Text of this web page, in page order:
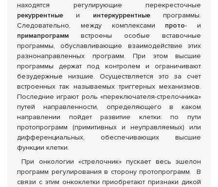
находятся регулирующие перекресточные
рекуррентные и интеркуррентныепрограммы.
Следовательно, между комплексами прото- и
примапрограмм встроены особые вставочные
программы, обуславливающие взаимодействие этих
разнонаправленных программ. При этом высшие
программы держат под контролем и ограничивают
безудержные низшие. Осуществляется это за счет
встроенных так называемых триггерных механизмов.
Последние играют роль «переключателя-стрелочника»
путей направленности, определяющего в каком
направлении пойдет развитие клетки: по пути
протопрограмм (примитивных и неуправляемых) или
дифференциальных, обеспечивающих высшие
функции клетки.
При онкологии «стрелочник» пускает весь эшелон
программ регулирования в сторону протопрограмм. В
связи с этим онкоклетки приобретают признаки дикой